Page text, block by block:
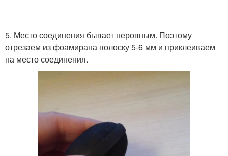
5. Место соединения бывает неровным. Поэтому
отрезаем из фоамирана полоску 5-6 мм и приклеиваем
на место соединения.